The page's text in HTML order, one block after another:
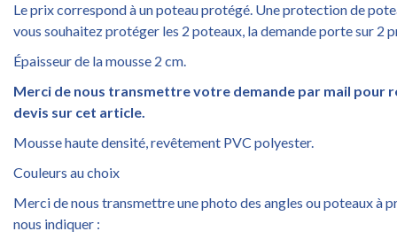
Le prix correspond à un poteau protégé. Une protection de
vous souhaitez protéger les 2 poteaux, la demande porte sur 2
Épaisseur de la mousse 2 cm.
Merci de nous transmettre votre demande par mail pour
devis sur cet article.
Mousse haute densité, revêtement PVC polyester.
Couleurs au choix
Merci de nous transmettre une photo des angles ou poteaux à
nous indiquer :